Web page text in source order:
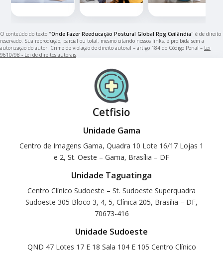
O conteúdo do texto "Onde Fazer Reeducação Postural Global Rpg Ceilândia" é de direito
reservado. Sua reprodução, parcial ou total, mesmo citando nossos links, é proibida sem a
autorização do autor. Crime de violação de direito autoral – artigo 184 do Código Penal – Lei
9610/98 - Lei de direitos autorais.
Cetfisio
Unidade Gama
Centro de Imagens Gama, Quadra 10 Lote 16/17 Lojas 1
e 2, St. Oeste – Gama, Brasília – DF
Unidade Taguatinga
Centro Clínico Sudoeste – St. Sudoeste Superquadra
Sudoeste 305 Bloco 3, 4, 5, Clínica 205, Brasília – DF,
70673-416
Unidade Sudoeste
QND 47 Lotes 17 E 18 Sala 104 E 105 Centro Clínico